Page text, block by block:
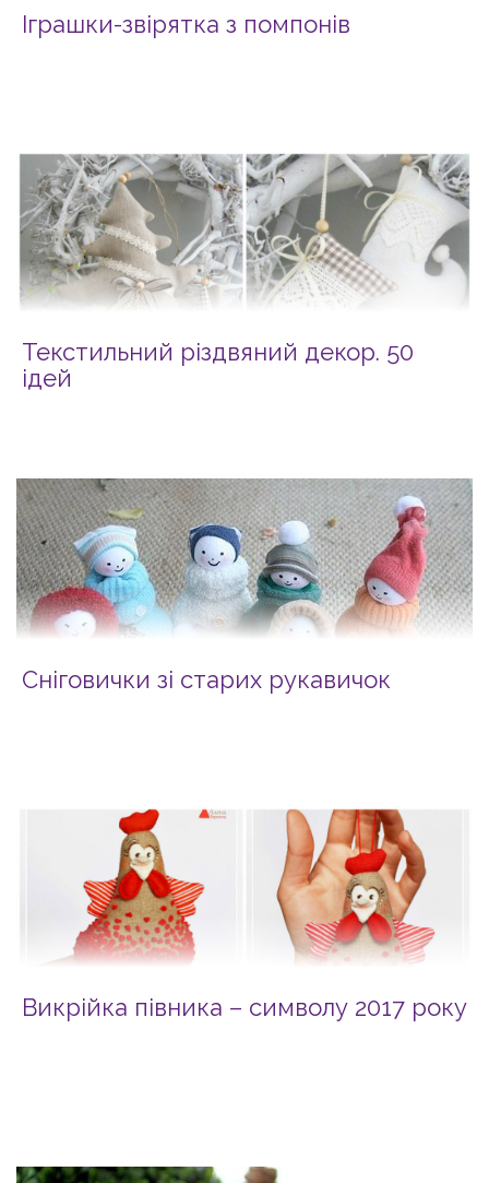
Іграшки-звірятка з помпонів
Текстильний різдвяний декор. 50
ідей
Сніговички зі старих рукавичок
Викрійка півника – символу 2017 року